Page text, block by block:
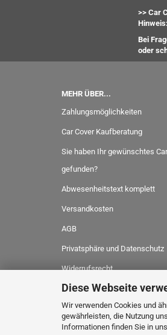
Diese Webseite
Wir verwenden Cookies und
gewährleisten, die Nutzung
Informationen finden Sie in
>> Car
Bei
oder
MEHR ÜBER...
Zahlungsmöglichkeiten
Car Cover Kaufberatung
Sie haben Ihr gewünschtes
gefunden?
Abwesenheitstext komplett
Versandkosten
AGB
Privatsphäre und Datenschutz
Widerrufsrecht
Kontakt
Impressum
Cookie Einstellungen